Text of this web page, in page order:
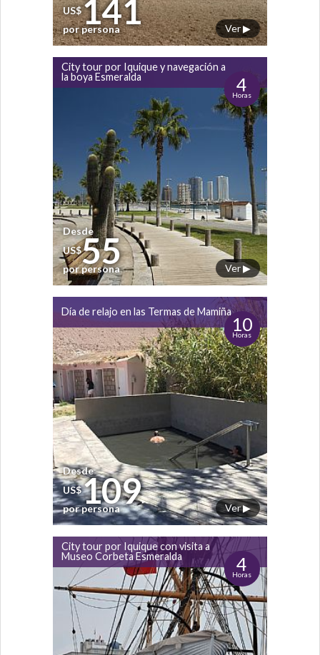
Ver ▶
US$141
por persona
City tour por Iquique y navegación a
la boya Esmeralda
4
Horas
Ver ▶
Desde
US$55
por persona
Día de relajo en las Termas de Mamiña
10
Horas
Ver ▶
Desde
US$109
por persona
City tour por Iquique con visita a
Museo Corbeta Esmeralda
4
Horas